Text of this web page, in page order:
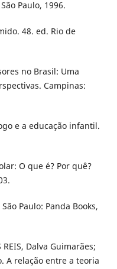
Paulo, 1996.
48. ed. Rio de
no Brasil: Uma
Campinas:
e a educação infantil.
O que é? Por quê?
Paulo: Panda Books,
REIS, Dalva Guimarães;
A relação entre a teoria